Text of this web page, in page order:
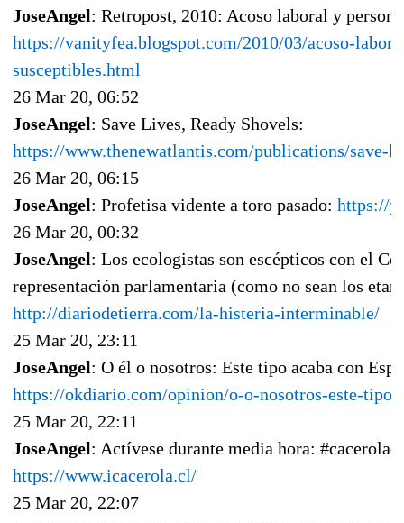
JoseAngel: Retropost, 2010: Acoso laboral y
https://vanityfea.blogspot.com/2010/03/acoso-
susceptibles.html
26 Mar 20, 06:52
JoseAngel: Save Lives, Ready Shovels:
https://www.thenewatlantis.com/publications/save-
26 Mar 20, 06:15
JoseAngel: Profetisa vidente a toro pasado: https://
26 Mar 20, 00:32
JoseAngel: Los ecologistas son escépticos con el
representación parlamentaria (como no sean los
http://diariodetierra.com/la-histeria-interminable/
25 Mar 20, 23:11
JoseAngel: O él o nosotros: Este tipo acaba con
https://okdiario.com/opinion/o-o-nosotros-este-tipo-
25 Mar 20, 22:11
JoseAngel: Actívese durante media hora:
https://www.icacerola.cl/
25 Mar 20, 22:07